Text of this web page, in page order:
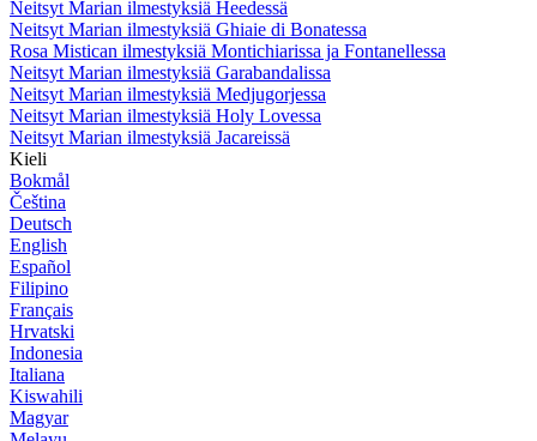
Neitsyt Marian ilmestyksiä Heedessä
Neitsyt Marian ilmestyksiä Ghiaie di Bonatessa
Rosa Mistican ilmestyksiä Montichiarissa ja Fontanellessa
Neitsyt Marian ilmestyksiä Garabandalissa
Neitsyt Marian ilmestyksiä Medjugorjessa
Neitsyt Marian ilmestyksiä Holy Lovessa
Neitsyt Marian ilmestyksiä Jacareissä
Kieli
Bokmål
Čeština
Deutsch
English
Español
Filipino
Français
Hrvatski
Indonesia
Italiana
Kiswahili
Magyar